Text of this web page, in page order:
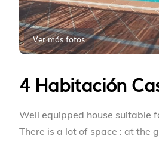
Ver más fotos
4 Habitación
Well equipped house suitable
There is a lot of space : at the